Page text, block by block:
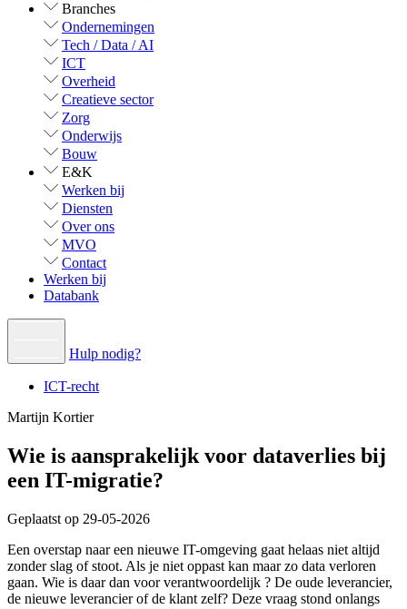
Branches
Ondernemingen
Tech / Data / AI
ICT
Overheid
Creatieve sector
Zorg
Onderwijs
Bouw
E&K
Werken bij
Diensten
Over ons
MVO
Contact
Werken bij
Databank
Hulp nodig?
ICT-recht
Martijn Kortier
Wie is aansprakelijk voor dataverlies bij
een IT-migratie?
Geplaatst op 29-05-2026
Een overstap naar een nieuwe IT-omgeving gaat helaas niet altijd
zonder slag of stoot. Als je niet oppast kan maar zo data verloren
gaan. Wie is daar dan voor verantwoordelijk ? De oude leverancier,
de nieuwe leverancier of de klant zelf? Deze vraag stond onlangs